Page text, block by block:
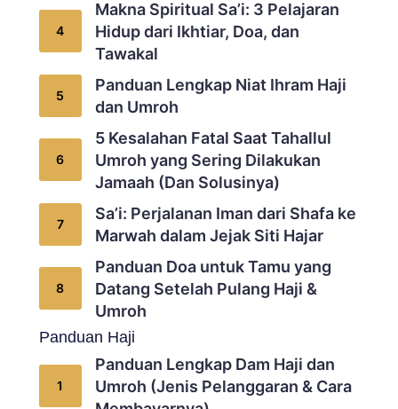
Makna Spiritual Sa’i: 3 Pelajaran
Hidup dari Ikhtiar, Doa, dan
Tawakal
Panduan Lengkap Niat Ihram Haji
dan Umroh
5 Kesalahan Fatal Saat Tahallul
Umroh yang Sering Dilakukan
Jamaah (Dan Solusinya)
Sa’i: Perjalanan Iman dari Shafa ke
Marwah dalam Jejak Siti Hajar
Panduan Doa untuk Tamu yang
Datang Setelah Pulang Haji &
Umroh
Panduan Haji
Panduan Lengkap Dam Haji dan
Umroh (Jenis Pelanggaran & Cara